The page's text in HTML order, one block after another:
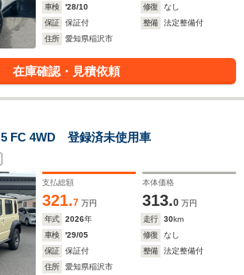
車検
'28/10 修復
なし
保証
保証付 整備
法定整備付
住所
愛知県稲沢市
在庫確認・見積依頼
FC 4WD 登録済未使用車
支払総額
321.7 万円
本体価格
313.0 万円
年式
2026年 走行 30km
車検
'29/05 修復
なし
保証
保証付 整備
法定整備付
住所
愛知県稲沢市